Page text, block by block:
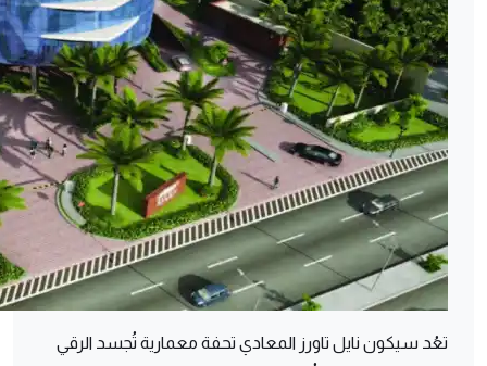
تعُد سيكون نايل تاورز المعادي تحفة معمارية تُجسد الرقي